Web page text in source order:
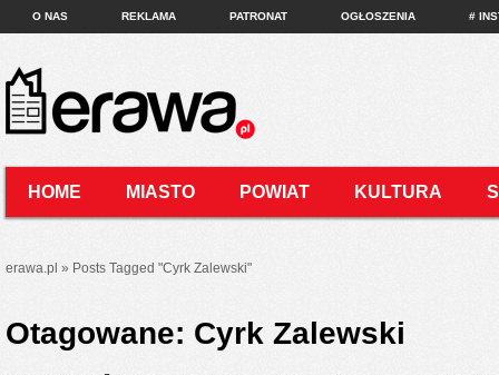
O NAS REKLAMA PATRONAT OGŁOSZENIA #
HOME MIASTO POWIAT KULTURA
erawa.pl » Posts Tagged "Cyrk Zalewski"
Otagowane: Cyrk Zalewski